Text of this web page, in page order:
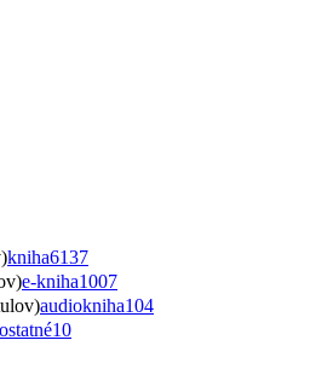
kniha6137
e-kniha1007
audiokniha104
ostatné10